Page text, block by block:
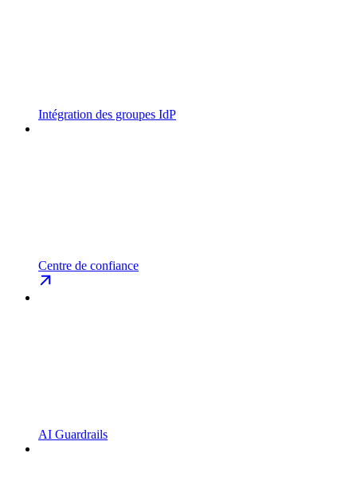
Intégration des groupes IdP
Centre de confiance
AI Guardrails